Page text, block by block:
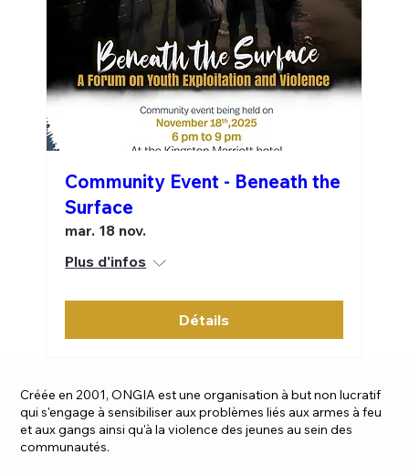
Community Event - Beneath the
Surface
mar. 18 nov.
Plus d'infos
Détails
Créée en 2001, ONGIA est une organisation à but non lucratif
qui s'engage à sensibiliser aux problèmes liés aux armes à feu
et aux gangs ainsi qu'à la violence des jeunes au sein des
communautés.